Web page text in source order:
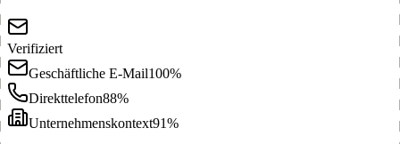
Verifiziert
Geschäftliche E-Mail100%
Direkttelefon88%
Unternehmenskontext91%